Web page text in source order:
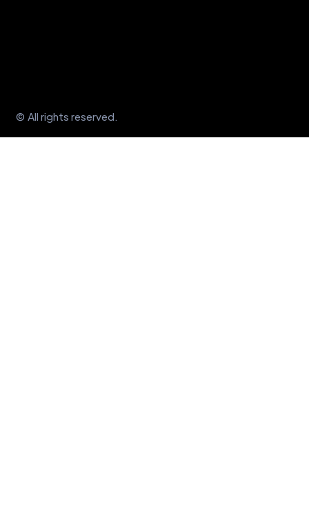
© All rights reserved.